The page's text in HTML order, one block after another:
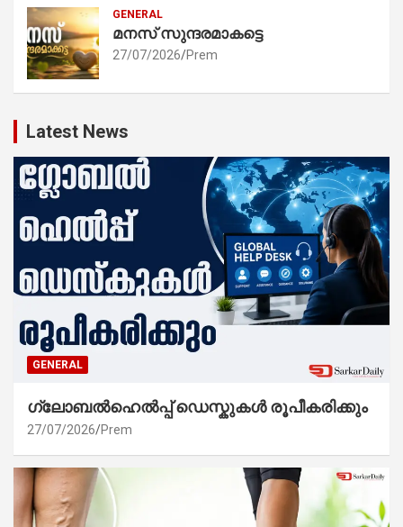
GENERAL
മനസ് സുന്ദരമാകട്ടെ
27/07/2026 Prem
Latest News
GENERAL
ഗ്ലോബൽഹെൽപ്പ് ഡെസ്കുകൾ രൂപീകരിക്കും
27/07/2026 Prem